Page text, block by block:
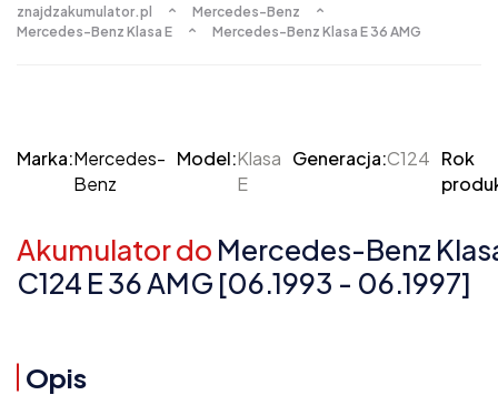
znajdzakumulator.pl
Mercedes-Benz
Mercedes-Benz Klasa E
Mercedes-Benz Klasa E 36 AMG
Marka:Mercedes-
Benz
Model:Klasa
E
Generacja:C124 Rok
Akumulator do Mercedes-Benz
C124 E 36 AMG [06.1993 - 06.1997]
Opis